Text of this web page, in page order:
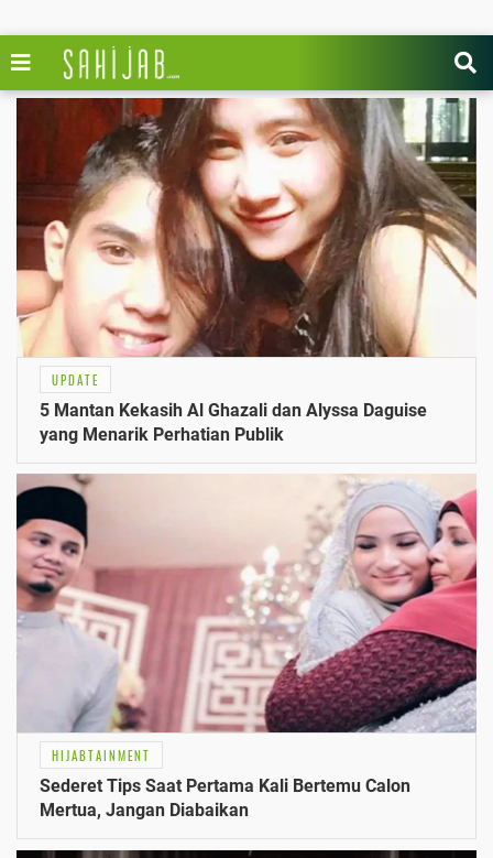
UPDATE
5 Mantan Kekasih Al Ghazali dan Alyssa Daguise
yang Menarik Perhatian Publik
HIJABTAINMENT
Sederet Tips Saat Pertama Kali Bertemu Calon
Mertua, Jangan Diabaikan